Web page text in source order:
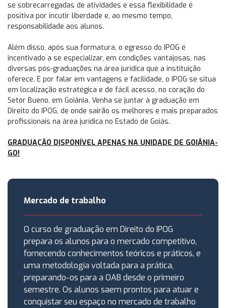
se sobrecarregadas de atividades e essa flexibilidade é
positiva por incutir liberdade e, ao mesmo tempo,
responsabilidade aos alunos.
Além disso, após sua formatura, o egresso do IPOG é
incentivado a se especializar, em condições vantajosas, nas
diversas pós-graduações na área jurídica que a instituição
oferece. E por falar em vantagens e facilidade, o IPOG se situa
em localização estratégica e de fácil acesso, no coração do
Setor Bueno, em Goiânia. Venha se juntar à graduação em
Direito do IPOG, de onde sairão os melhores e mais preparados
profissionais na área jurídica no Estado de Goiás.
GRADUAÇÃO DISPONÍVEL APENAS NA UNIDADE DE GOIÂNIA-
GO!
Mercado de trabalho
O curso de graduação em Direito do IPOG
prepara os alunos para o mercado competitivo,
fornecendo conhecimentos teóricos e práticos, e
uma metodologia voltada para a prática,
preparando-os para a OAB desde o primeiro
semestre. Os alunos saem prontos para atuar e
conquistar seu espaço no mercado de trabalho